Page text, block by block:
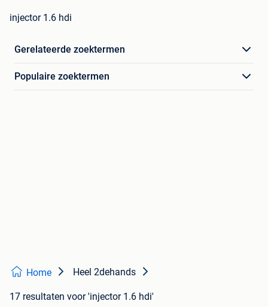
injector 1.6 hdi
Gerelateerde zoektermen
Populaire zoektermen
Home Heel 2dehands
17 resultaten voor 'injector 1.6 hdi'